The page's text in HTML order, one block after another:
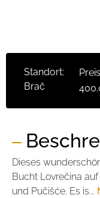
Standort:
Brač
Dieses
Bucht Lovrečina
und Pučišće. Es is...